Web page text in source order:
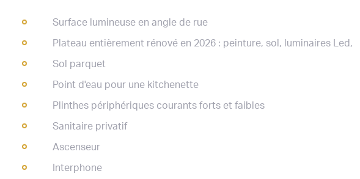
Surface lumineuse en angle de rue
Plateau entièrement rénové en 2026 : peinture, sol, luminaires Led,
Sol parquet
Point d'eau pour une kitchenette
Plinthes périphériques courants forts et faibles
Sanitaire privatif
Ascenseur
Interphone